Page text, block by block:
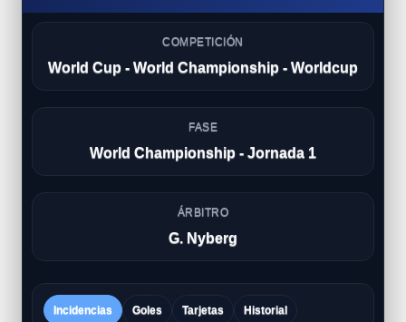
COMPETICIÓN
World Cup - World Championship - Worldcup
FASE
World Championship - Jornada 1
ÁRBITRO
G. Nyberg
Incidencias Goles Tarjetas Historial